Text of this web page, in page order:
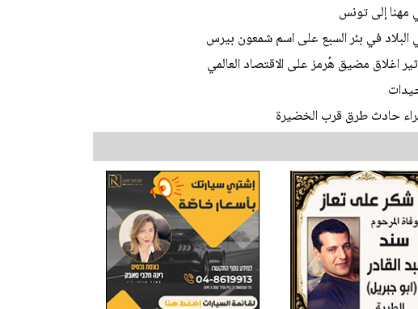
مهنا إلى تونس
البلاد في بئر السبع على اسم شمعون بيرس
اغلاق مضيق هُرمز على الاقتصاد العالمي
حادث طرق قرب الخضيرة